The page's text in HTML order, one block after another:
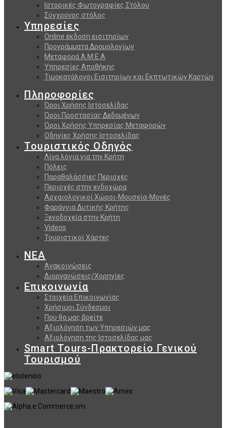
Ιστορικές Φωτογραφίες Στόλου
Σύγχρονος στόλος
Υπηρεσίες
Online έκδοση εισιτηρίων
Προγράμματα Δρομολογίων
Μεταφορά Α.Μ.Ε.Α
Υπηρεσίες Αποθήκης
Τιμοκατάλογοι Εισιτηρίων και Εκπτωτικών Καρτών
Πληροφορίες
Όροι Χρήσης Ιστοσελίδας
Όροι Προστασίας Δεδομένων
Όροι Χρήσης Υπηρεσίας Μεταφορών
Οδηγίες Χρήσης Ιστοσελίδας
Τουριστικός Οδηγός
Λίγα λόγια για την Κρήτη
Πόλεις
Παραθαλάσσιες Περιοχές
Περιοχές στην ενδοχώρα
Αρχαιολογικοί Χώροι-Μουσεία-Μονές
Φαράγγια Δυτικής Κρήτης
Ξενοδοχεία στην Κρήτη
Videos
Τουριστικοί Χάρτες
ΝΕΑ
Ανακοινώσεις
Διοργανώσεις/Χορηγίες
Επικοινωνία
Στοιχεία Επικοινωνίας
Χρήσιμοι Σύνδεσμοι
Που θα μας βρείτε
Αξιολόγηση των Υπηρεσιών μας
Αξιολόγηση της Ιστοσελίδας μας
Smart Tours-Πρακτορείο Γενικού
Τουρισμού